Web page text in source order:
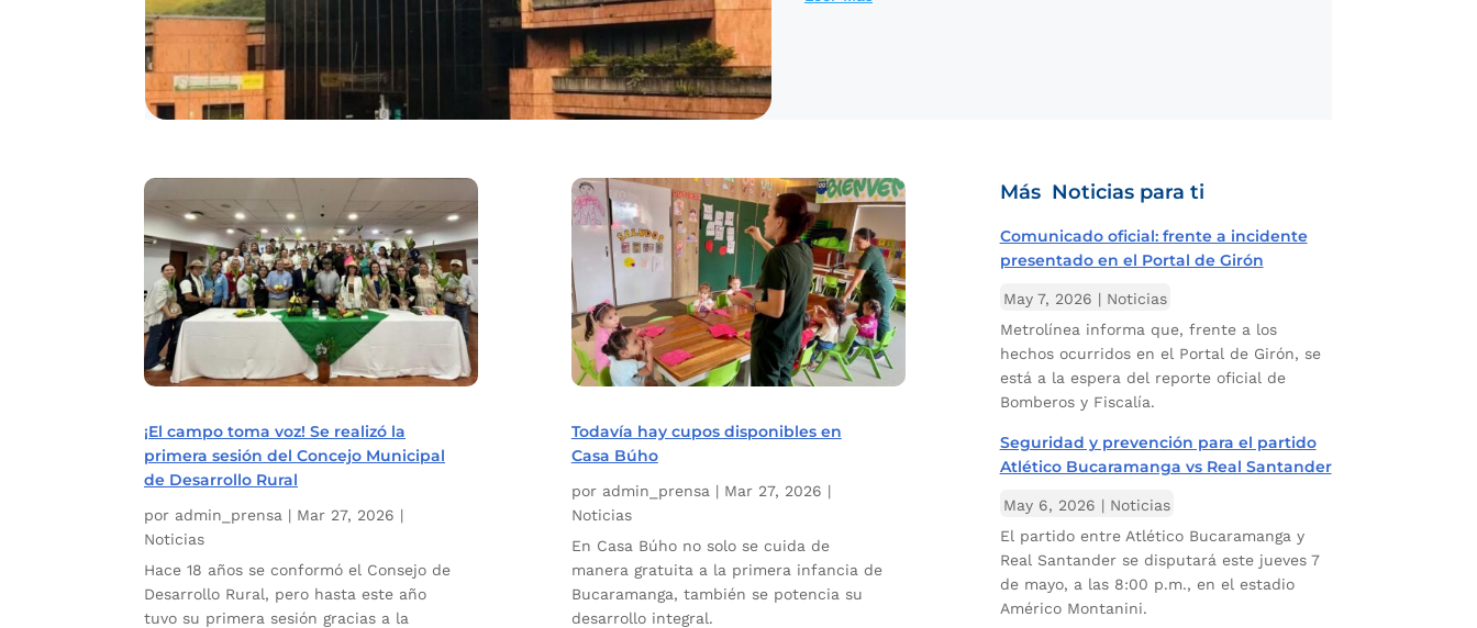
¡El campo toma voz! Se realizó la
primera sesión del Concejo Municipal
de Desarrollo Rural
por admin_prensa | Mar 27, 2026 |
Noticias
Hace 18 años se conformó el Consejo de
Desarrollo Rural, pero hasta este año
tuvo su primera sesión gracias a la
Todavía hay cupos disponibles en
Casa Búho
por admin_prensa | Mar 27, 2026 |
Noticias
En Casa Búho no solo se cuida de
manera gratuita a la primera infancia de
Bucaramanga, también se potencia su
desarrollo integral.
Más Noticias para ti
Comunicado oficial: frente a incidente
presentado en el Portal de Girón
May 7, 2026 | Noticias
Metrolínea informa que, frente a los
hechos ocurridos en el Portal de Girón, se
está a la espera del reporte oficial de
Bomberos y Fiscalía.
Seguridad y prevención para el partido
Atlético Bucaramanga vs Real Santander
May 6, 2026 | Noticias
El partido entre Atlético Bucaramanga y
Real Santander se disputará este jueves 7
de mayo, a las 8:00 p.m., en el estadio
Américo Montanini.